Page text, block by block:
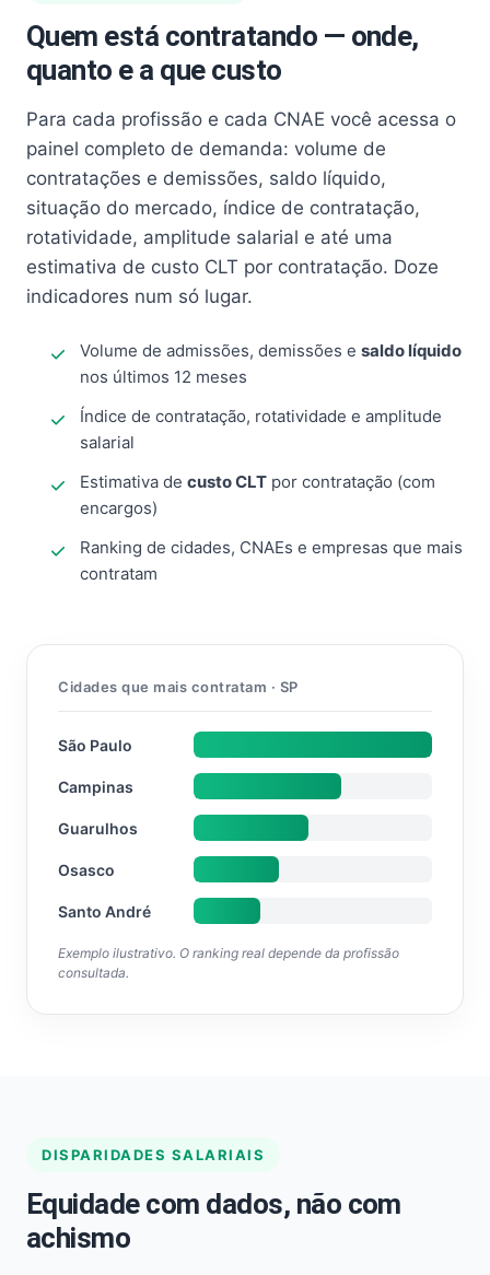
Quem está contratando — onde,
quanto e a que custo
Para cada profissão e cada CNAE você acessa o
painel completo de demanda: volume de
contratações e demissões, saldo líquido,
situação do mercado, índice de contratação,
rotatividade, amplitude salarial e até uma
estimativa de custo CLT por contratação. Doze
indicadores num só lugar.
Volume de admissões, demissões e saldo líquido
nos últimos 12 meses
Índice de contratação, rotatividade e amplitude
salarial
Estimativa de custo CLT por contratação (com
encargos)
Ranking de cidades, CNAEs e empresas que mais
contratam
Cidades que mais contratam · SP
São Paulo
Campinas
Guarulhos
Osasco
Santo André
Exemplo ilustrativo. O ranking real depende da profissão
consultada.
DISPARIDADES SALARIAIS
Equidade com dados, não com
achismo